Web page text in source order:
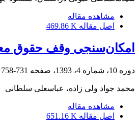
مشاهده مقاله
اصل مقاله 469.86 K
امکان‌سنجی وقف حقوق
دوره 10، شماره 4، 1393، صفحه 731-758
محمد جواد ولی زاده، عباسعلی سلطانی
مشاهده مقاله
اصل مقاله 651.16 K